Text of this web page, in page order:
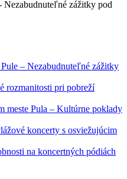
– Nezabudnuteľné zážitky
rozmanitosti pri pobreží
meste Pula – Kultúrne poklady
koncerty s osviežujúcim
na koncertných pódiách